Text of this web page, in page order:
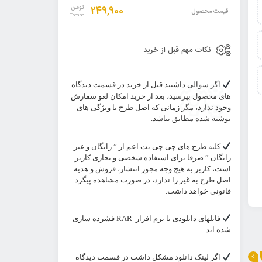
قیمت محصول 249,900 تومان
نکات مهم قبل از خرید
اگر سوالی داشتید قبل از خرید در قسمت دیدگاه
های محصول بپرسید، بعد از خرید امکان لغو سفارش
وجود ندارد، مگر زمانی که اصل طرح با ویژگی های
نوشته شده مطابق نباشد.
کلیه طرح های چی چی نت اعم از ” رایگان و غیر
رایگان ” صرفا برای استفاده شخصی و تجاری کاربر
است، کاربر به هیچ وجه مجوز انتشار، فروش و هدیه
اصل طرح به غیر را ندارد، در صورت مشاهده پیگرد
قانونی خواهد داشت.
فایلهای دانلودی با نرم افزار RARفشرده سازی
شده اند.
اگر لینک دانلود مشکل داشت در قسمت دیدگاه